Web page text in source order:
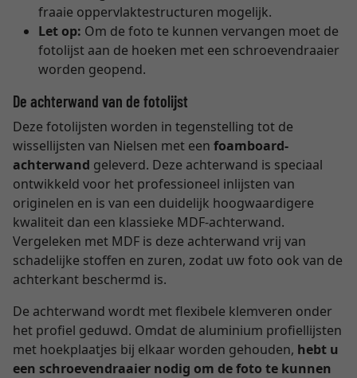
fraaie oppervlaktestructuren mogelijk.
Let op: Om de foto te kunnen vervangen moet de
fotolijst aan de hoeken met een schroevendraaier
worden geopend.
De achterwand van de fotolijst
Deze fotolijsten worden in tegenstelling tot de
wissellijsten van Nielsen met een foamboard-
achterwand geleverd. Deze achterwand is speciaal
ontwikkeld voor het professioneel inlijsten van
originelen en is van een duidelijk hoogwaardigere
kwaliteit dan een klassieke MDF-achterwand.
Vergeleken met MDF is deze achterwand vrij van
schadelijke stoffen en zuren, zodat uw foto ook van de
achterkant beschermd is.
De achterwand wordt met flexibele klemveren onder
het profiel geduwd. Omdat de aluminium profiellijsten
met hoekplaatjes bij elkaar worden gehouden, hebt u
een schroevendraaier nodig om de foto te kunnen